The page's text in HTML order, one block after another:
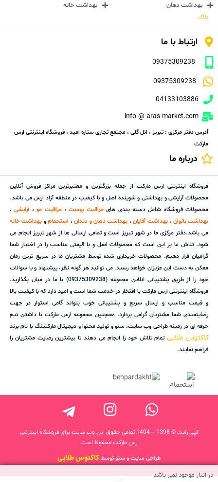
در انبار موجود نمی باشد
بهداشت دهان
بهداشت خانه
بلاگ
ارتباط با ما
09375309238
09375309238
04133103886
info @ aras-market.com
آدرس دفتر مرکزی : تبریز ، ائل گلی ، مجتمع تجاری ستاره امید ، فروشگاه اینترنتی ارس
مارکت
درباره ما
فروشگاه اینترنتی ارس مارکت از جمله بزرگترین و معتبرترین مراکز فروش آنلاین
محصولات آرایشی و بهداشتی و شوینده اصل و با کیفیتِ در منطقه آزاد ارس می باشد.
محصولات فروشگاه شامل دسته بندی هایمراقبت پوست،مراقبت مو،آرایشی،
بهداشت بانوان ،بهداشت آقایان، بهداشت دهان و دندان، استحمامو بهداشت خانه
می باشد.دفتر مرکزی ما در شهر تبریز است و تمامی ارسالی ها از شهر تبریز انجام می
شود. تلاش ما بر این است که محصولات اصل و با قیمتی مناسب را در اختیار شما
گرامیان قرار دهیم. محصولات خریداری شده توسط مشتریان ما در سریع ترین زمان
ممکن به دست این عزیزان خواهد رسید. می توانید هر گونه نظر، پیشنهاد و یا سوالات
خود را از طریق پشتیبانی آنلاین مجموعه (09375309238) با ما در میان بگذارید.
فروشگاه اینترنتی ارس مارکت با افتخار در خدمت شما است و امید دارد که با کیفیت بالا
و قیمت مناسب و ارسال سریع و پشتیبانی خوب بتواند گامی استوار در جهت
رضایتمندی شما مشتریان گرامی بردارد. همچنین مجموعه ارس مارکت با داشتن تیم
حرفه ای در زمینه طراحی وب سایت، سئو و تولید محتوا و دیجیتال مارکتینگ با نام برند
کاکتوس طلاییتمام تلاش خود را انجام می دهند تا بیشترین رضایت مشتریان را
فراهم نمایند.
کپی رایت © 1398 – 1404 تمامی حقوق این وب سایت برای فروشگاه اینترنتی
ارس مارکت محفوظ است.
طراحی سایت و سئو توسطکاکتوس طلایی